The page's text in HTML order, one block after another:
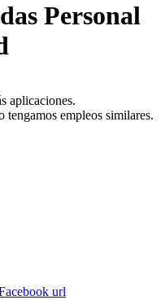
Personal
aplicaciones.
tengamos empleos similares.